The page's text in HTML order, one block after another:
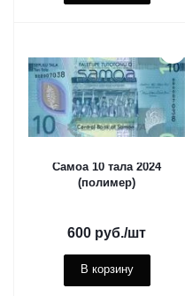
Самоа 10 тала 2024
(полимер)
600 руб./шт
В корзину